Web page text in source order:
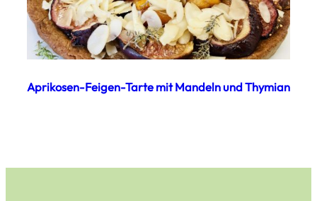
Aprikosen-Feigen-Tarte mit Mandeln und Thymian